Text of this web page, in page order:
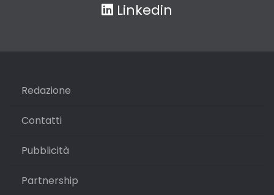
Linkedin
Redazione
Contatti
Pubblicità
Partnership